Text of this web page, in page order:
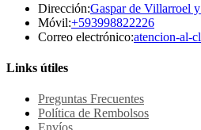
Dirección:Gaspar de Villarroel
Móvil:+593998822226Se
abre
Correo electrónico:atencion-al-
Links útiles
Preguntas Frecuentes
Política de Rembolsos